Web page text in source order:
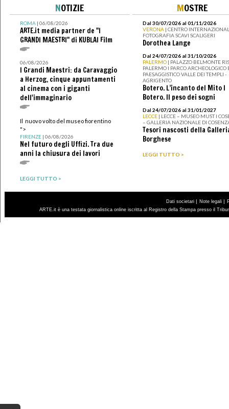
NOTIZIE
ROMA| 06/08/2026
ARTE.it media partner de "I
GRANDI MAESTRI" di KUBLAI Film
06/08/2026
I Grandi Maestri: da Caravaggio
a Herzog, cinque appuntamenti
al cinema con i giganti
dell'immaginario
Il nuovo volto del museo fiorentino
">
FIRENZE| 06/08/2026
Nel futuro degli Uffizi. Tra due
anni la chiusura dei lavori
LEGGI TUTTO >
MOSTRE
Dal 30/07/2026 al 01/11/2026
VERONA | CENTRO
FOTOGRAFIA SCAVI SCALIGERI
Dorothea Lange
Dal 24/07/2026 al 31/10/2026
PALERMO | PALAZZO BELMONTE
PALERMO I PARCO ARCHEOLOGICO
PAESAGGISTICO VALLE DEI TEMPLI -
AGRIGENTO
Botero. L’incanto del Mito I
Botero. Il peso dei sogni
Dal 24/07/2026 al 31/01/2027
LECCE | LECCE – MUSEO MUST I
– GALLERIA NAZIONALE DI
Tesori nascosti della
Borghese
LEGGI TUTTO >
Dati societari | Note legali |
ARTE.it è una testata giornalistica online iscritta al Registro della Stampa presso il